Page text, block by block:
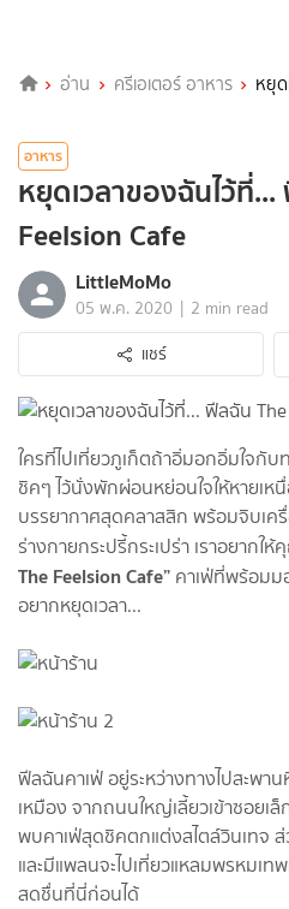
อ่าน ครีเอเตอร์ อาหาร
หยุ
อาหาร
หยุดเวลาของฉันไว้ที่
Feelsion Cafe
LittleMoMo
05 พ.ค. 2020 | 2 min read
แชร์
ใครที่ไปเที่ยวภูเก็ตถ้าอิ่มอกอิ่มใจกับ
ชิคๆ ไว้นั่งพักผ่อนหย่อนใจให้หายเห
บรรยากาศสุดคลาสสิก พร้อมจิบเค
ร่างกายกระปรี้กระเปร่า เราอยากใ
The Feelsion Cafe” คาเฟ่ที่พร้อม
อยากหยุดเวลา...
ฟีลฉันคาเฟ่ อยู่ระหว่างทางไปสะพา
เหมือง จากถนนใหญ่เลี้ยวเข้าซอยเ
พบคาเฟ่สุดชิคตกแต่งสไตล์วินเทจ
และมีแพลนจะไปเที่ยวแหลมพรหมเท
สดชื่นที่นี่ก่อนได้